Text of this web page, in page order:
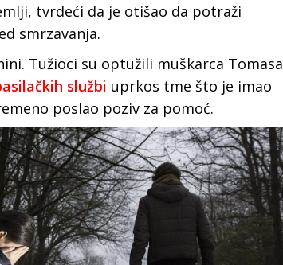
tvrdeći da je otišao da potraži
smrzavanja.
Tužioci su optužili muškarca Tomasa
službi uprkos tme što je imao
poslao poziv za pomoć.